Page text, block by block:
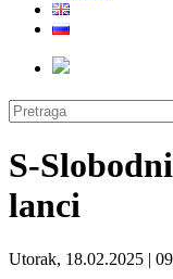
S-
lanci
Utorak, 18.02.2025 |